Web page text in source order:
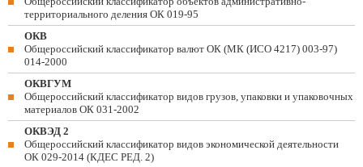
территориального деления ОК 019-95
ОКВ
Общероссийский классификатор валют ОК (МК (ИСО 4217) 003-97)
014-2000
ОКВГУМ
Общероссийский классификатор видов грузов, упаковки и упаковочных
материалов ОК 031-2002
ОКВЭД 2
Общероссийский классификатор видов экономической деятельности
ОК 029-2014 (КДЕС РЕД. 2)